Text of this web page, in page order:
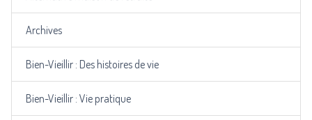
Archives
Bien-Vieillir : Des histoires de vie
Bien-Vieillir : Vie pratique